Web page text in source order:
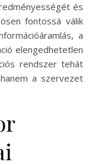
és
fontossá válik
a
elengedhetetlen
rendszer tehát
a szervezet